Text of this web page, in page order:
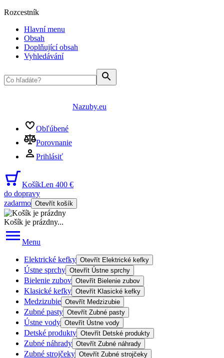
Rozcestník
Hlavní menu
Obsah
Doplňující obsah
Vyhledávání
Nazuby.eu
Obľúbené
Porovnanie
Prihlásiť
KošíkLen 400 €
do dopravy
zadarmo Otevřít košík
Košík je prázdny...
Menu
Elektrické kefky Otevřít Elektrické kefky
Ústne sprchy Otevřít Ústne sprchy
Bielenie zubov Otevřít Bielenie zubov
Klasické kefky Otevřít Klasické kefky
Medzizubie Otevřít Medzizubie
Zubné pasty Otevřít Zubné pasty
Ústne vody Otevřít Ústne vody
Detské produkty Otevřít Detské produkty
Zubné náhrady Otevřít Zubné náhrady
Zubné strojčeky Otevřít Zubné strojčeky